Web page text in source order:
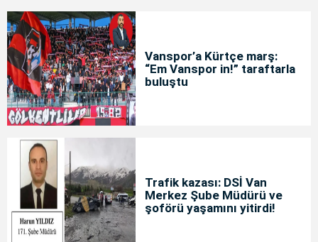
Vanspor’a Kürtçe marş:
“Em Vanspor in!” taraftarla
buluştu
Trafik kazası: DSİ Van
Merkez Şube Müdürü ve
şoförü yaşamını yitirdi!